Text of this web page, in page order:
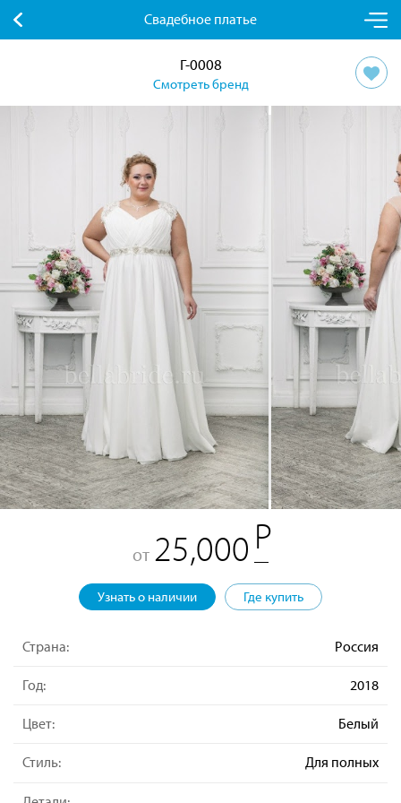
Свадебное платье
Г-0008
Смотреть бренд
от 25,000
Узнать о наличии Где купить
Страна: Россия
Год: 2018
Цвет: Белый
Стиль: Для полных